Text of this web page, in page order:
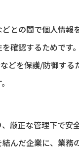
との間で個人情報
確認するためです
どを保護/防御する
厳正な管理下で安
んだ企業に、業務